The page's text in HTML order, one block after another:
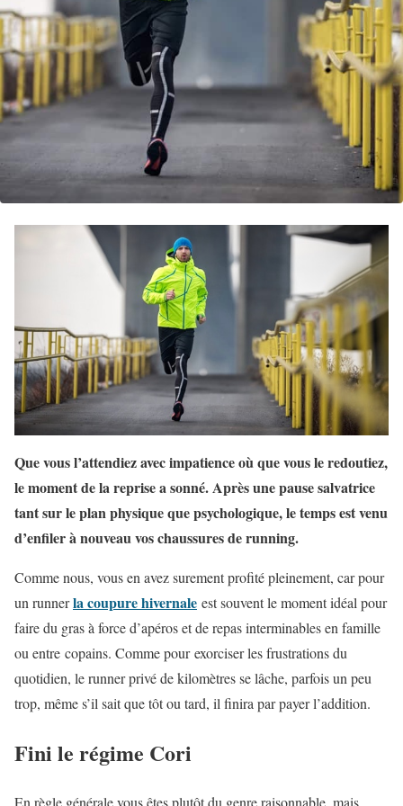
Que vous l’attendiez avec impatience où que vous le redoutiez,
le moment de la reprise a sonné. Après une pause salvatrice
tant sur le plan physique que psychologique, le temps est venu
d’enfiler à nouveau vos chaussures de running.
Comme nous, vous en avez surement profité pleinement, car pour
un runnerla coupure hivernale est souvent le moment idéal pour
faire du gras à force d’apéros et de repas interminables en famille
ou entre copains. Comme pour exorciser les frustrations du
quotidien, le runner privé de kilomètres se lâche, parfois un peu
trop, même s’il sait que tôt ou tard, il finira par payer l’addition.
Fini le régime Cori
En règle générale vous êtes plutôt du genre raisonnable, mais